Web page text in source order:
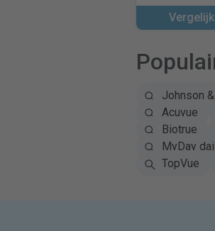
Johnson
Acuvue
Biotrue
MyDay
TopVue